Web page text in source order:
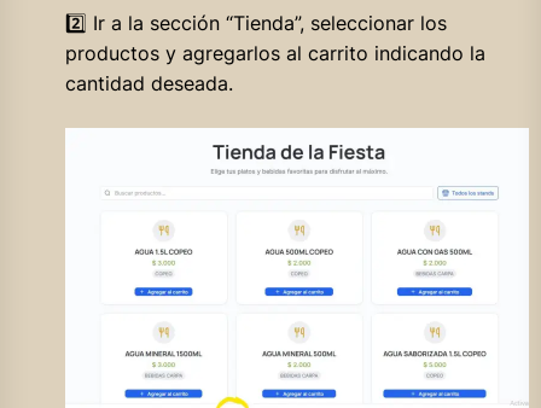
2️⃣ Ir a la sección “Tienda”, seleccionar los
productos y agregarlos al carrito indicando la
cantidad deseada.